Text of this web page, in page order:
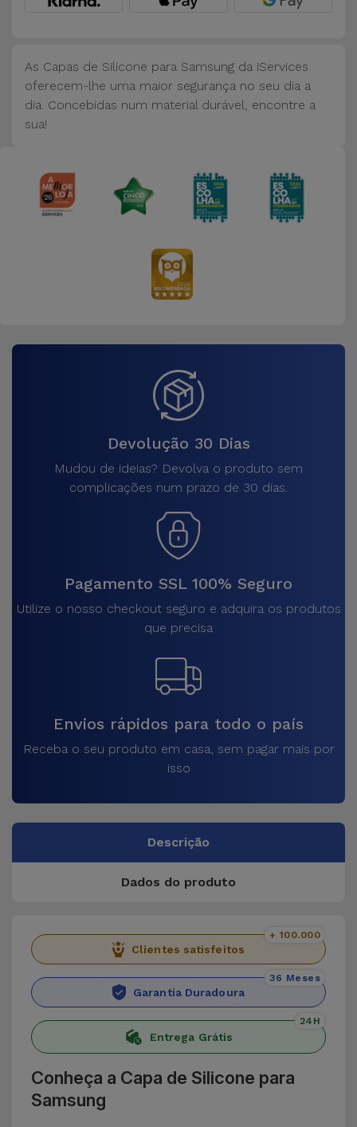
de
Computador
Acessórios
Kids
As Capas de Silicone para Samsung da iServices
oferecem-lhe uma maior segurança no seu dia a
dia. Concebidas num material durável, encontre a
sua!
Devolução 30 Dias
Mudou de ideias? Devolva o produto sem
complicações num prazo de 30 dias.
Pagamento SSL 100% Seguro
Utilize o nosso checkout seguro e adquira os produtos
que precisa
Envios rápidos para todo o país
Receba o seu produto em casa, sem pagar mais por
isso
Descrição
Dados do produto
Clientes satisfeitos
+ 100.000
Garantia Duradoura
36 Meses
Entrega Grátis
24H
Conheça a Capa de Silicone para
Samsung